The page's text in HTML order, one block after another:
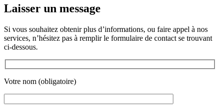
Laisser un message
Si vous souhaitez obtenir plus d’informations, ou faire appel à nos
services, n’hésitez pas à remplir le formulaire de contact se trouvant
ci-dessous.
Votre nom (obligatoire)